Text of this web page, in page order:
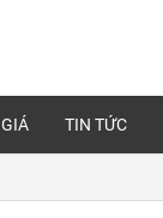
TIN TỨC